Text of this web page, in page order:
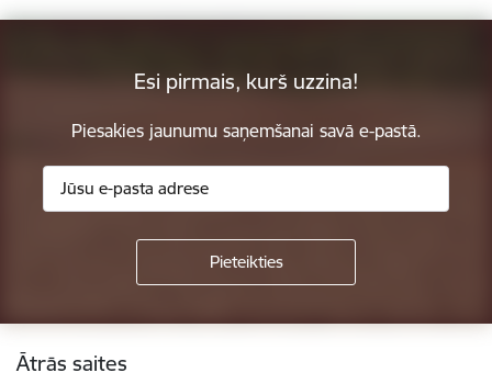
Esi pirmais, kurš uzzina!
Piesakies jaunumu saņemšanai savā e-pastā.
Kājene
Ātrās saites